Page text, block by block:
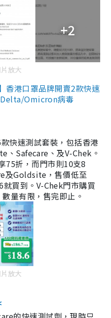
+2
放大
香港口罩品牌開賣2款快速
Omicron病毒
快速測試套裝，包括香港
、Safecare、及V-Chek。
75折，而門市則10支8
及Goldsite，售價低至
買到。V-Chek門市購買
量有限，售完即止。
放大